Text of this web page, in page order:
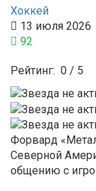
Хоккей
13 июля 2026
92
Рейтинг: 0 / 5
Форвард
Северной
общению с